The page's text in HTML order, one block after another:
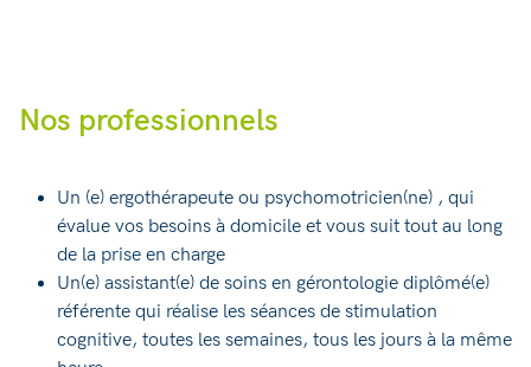
Nos professionnels
Un (e) ergothérapeute ou psychomotricien(ne) , qui
évalue vos besoins à domicile et vous suit tout au long
de la prise en charge
Un(e) assistant(e) de soins en gérontologie diplômé(e)
référente qui réalise les séances de stimulation
cognitive, toutes les semaines, tous les jours à la même